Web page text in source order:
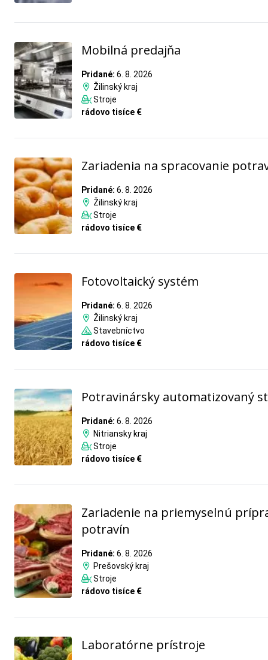
Mobilná predajňa
Pridané: 6. 8. 2026
Žilinský kraj
Stroje
rádovo tisíce €
Zariadenia na spracovanie
Pridané: 6. 8. 2026
Žilinský kraj
Stroje
rádovo tisíce €
Fotovoltaický systém
Pridané: 6. 8. 2026
Žilinský kraj
Stavebníctvo
rádovo tisíce €
Potravinársky automatizovaný
Pridané: 6. 8. 2026
Nitriansky kraj
Stroje
rádovo tisíce €
Zariadenie na priemyselnú
potravín
Pridané: 6. 8. 2026
Prešovský kraj
Stroje
rádovo tisíce €
Laboratórne prístroje